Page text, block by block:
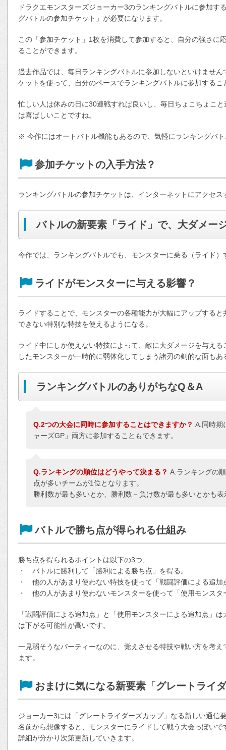
ドラクエモンスターズジョーカー3のランキングバトルに参加
グバトルの参加チケット」が必要になります。
この「参加チケット」1枚を消費して参加すると、自分の強さに
ることができます。
過去作品では、毎日ランキングバトルに参加しないといけませ
ケットを使って、自分のペースでランキングバトルに参加するこ
忙しい人は休みの日に30連戦すれば良いし、毎日ちょこちょこ
は喜ばしいことですね。
※ 今作にはオートバトル機能もあるので、気軽にランキングバ
参加チケットの入手方法？
ランキングバトルの参加チケットは、インターネットにアクセ
バトルの新要素「ライド」で、大ダメー
今作では、ランキングバトルでも、モンスターに乗る（ライド
ライドがモンスターに与える影響？
ライドすることで、モンスターの各種能力が大幅にアップする
できない特別な特技を使えるようになる。
ライド中にしか使えない特技によって、敵に大ダメージを与え
したモンスターが一時的に弱体化してしまう諸刃の剣的な面もあ
ランキングバトルのありがちなQ＆A
Q.2つの大会に同時に参加することはできますか？ A.同時期
ャーズGP」両方に参加することもできます。
Q.ランキングの順位はどうやって決まる？ A.ランキングの
点が多いチームが1位となります。
勝利数が最も多いとか、勝利数－負け数が最も多いとかも
バトルで勝ち点が得られる仕組み
勝ち点を得られるポイントは以下の3つ、
・ バトルに勝利して「勝利による勝ち点」を得る。
・ 他の人があまり使わない特技を使って「戦闘評価による追加
・ 他の人があまり使わないモンスターを使って「使用モンスタ
「戦闘評価による追加点」と「使用モンスターによる追加点」
は下がる可能性が高いです。
一見弱そうなパーティーなのに、覚えさせる特技や戦い方を考
ます。
おまけに気になる新要素「グレートライ
ジョーカー3には「グレートライダーズカップ」なる新しい通信
名前から想像すると、モンスターにライドして戦う大会っぽいで
詳細が分かり次第更新していきます。